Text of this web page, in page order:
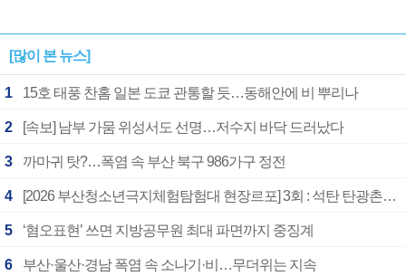
[많이 본 뉴스]
1 15호 태풍 찬홈 일본 도쿄 관통할 듯…동해안에 비 뿌리나
2 [속보] 남부 가뭄 위성서도 선명…저수지 바닥 드러났다
3 까마귀 탓?…폭염 속 부산 북구 986가구 정전
4 [2026 부산청소년극지체험탐험대 현장르포] 3회 : 석탄 탄광촌에서 북극 연구의 중심지로
5 ‘혐오표현’ 쓰면 지방공무원 최대 파면까지 중징계
6 부산·울산·경남 폭염 속 소나기·비…무더위는 지속